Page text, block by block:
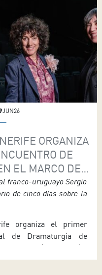
[…]
JUN26
ORGANIZA
DE
EL MARCO DE
franco-uruguayo Sergio
de cinco días sobre la
organiza el primer
de Dramaturgia de
mañana (martes 30) y
horario de mañana y